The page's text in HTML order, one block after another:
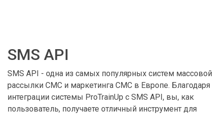
SMS API
SMS API - одна из самых популярных систем массовой
рассылки СМС и маркетинга СМС в Европе. Благодаря
интеграции системы ProTrainUp с SMS API, вы, как
пользователь, получаете отличный инструмент для